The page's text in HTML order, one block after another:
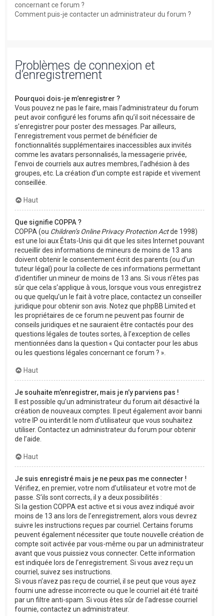
concernant ce forum ?
Comment puis-je contacter un administrateur du forum ?
Problèmes de connexion et
d’enregistrement
Pourquoi dois-je m’enregistrer ?
Vous pouvez ne pas le faire, mais l’administrateur du forum
peut avoir configuré les forums afin qu’il soit nécessaire de
s’enregistrer pour poster des messages. Par ailleurs,
l’enregistrement vous permet de bénéficier de
fonctionnalités supplémentaires inaccessibles aux invités
comme les avatars personnalisés, la messagerie privée,
l’envoi de courriels aux autres membres, l’adhésion à des
groupes, etc. La création d’un compte est rapide et vivement
conseillée.
Haut
Que signifie COPPA ?
COPPA (ou Children’s Online Privacy Protection Actde 1998)
est une loi aux États-Unis qui dit que les sites Internet pouvant
recueillir des informations de mineurs de moins de 13 ans
doivent obtenir le consentement écrit des parents (ou d’un
tuteur légal) pour la collecte de ces informations permettant
d’identifier un mineur de moins de 13 ans. Si vous n’êtes pas
sûr que cela s’applique à vous, lorsque vous vous enregistrez
ou que quelqu’un le fait à votre place, contactez un conseiller
juridique pour obtenir son avis. Notez que phpBB Limited et
les propriétaires de ce forum ne peuvent pas fournir de
conseils juridiques et ne sauraient être contactés pour des
questions légales de toutes sortes, à l’exception de celles
mentionnées dans la question « Qui contacter pour les abus
ou les questions légales concernant ce forum ? ».
Haut
Je souhaite m’enregistrer, mais je n’y parviens pas !
Il est possible qu’un administrateur du forum ait désactivé la
création de nouveaux comptes. Il peut également avoir banni
votre IP ou interdit le nom d’utilisateur que vous souhaitez
utiliser. Contactez un administrateur du forum pour obtenir
de l’aide.
Haut
Je suis enregistré mais je ne peux pas me connecter !
Vérifiez, en premier, votre nom d’utilisateur et votre mot de
passe. S’ils sont corrects, il y a deux possibilités :
Si la gestion COPPA est active et si vous avez indiqué avoir
moins de 13 ans lors de l’enregistrement, alors vous devrez
suivre les instructions reçues par courriel. Certains forums
peuvent également nécessiter que toute nouvelle création de
compte soit activée par vous-même ou par un administrateur
avant que vous puissiez vous connecter. Cette information
est indiquée lors de l’enregistrement. Si vous avez reçu un
courriel, suivez ses instructions.
Si vous n’avez pas reçu de courriel, il se peut que vous ayez
fourni une adresse incorrecte ou que le courriel ait été traité
par un filtre anti-spam. Si vous êtes sûr de l’adresse courriel
fournie, contactez un administrateur.